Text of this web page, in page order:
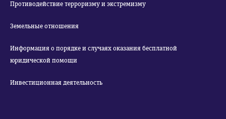
Противодействие терроризму и экстремизму
Земельные отношения
Информация о порядке и случаях оказания бесплатной
юридической помощи
Инвестиционная деятельность